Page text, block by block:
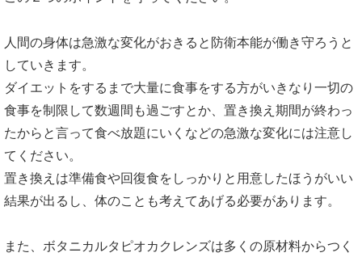
人間の身体は急激な変化がおきると防衛本能が働き守ろうと
していきます。
ダイエットをするまで大量に食事をする方がいきなり一切の
食事を制限して数週間も過ごすとか、置き換え期間が終わっ
たからと言って食べ放題にいくなどの急激な変化には注意し
てください。
置き換えは準備食や回復食をしっかりと用意したほうがいい
結果が出るし、体のことも考えてあげる必要があります。
また、ボタニカルタピオカクレンズは多くの原材料からつく